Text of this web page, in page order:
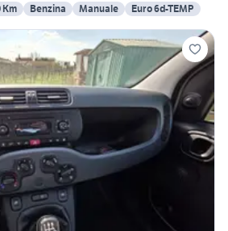
Km Benzina Manuale Euro 6d-TEMP